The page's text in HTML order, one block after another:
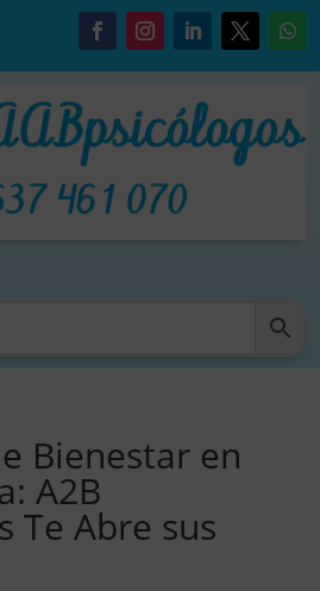
Bienestar en
A2B
Te Abre sus